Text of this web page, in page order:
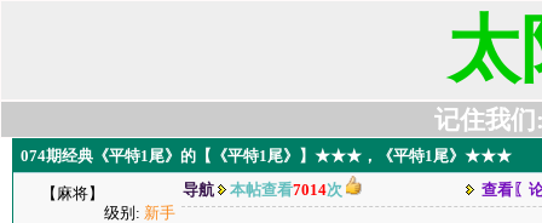
太
记住我们
074期经典《平特1尾》的【《平特1尾》】★★★，《平特1尾》★★★
【麻将】
级别: 新手
导航 本帖查看7014次 查看〖